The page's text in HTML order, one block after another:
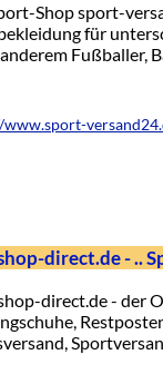
Shop sport-
für
Fußballer,
direct.de - ..
direct.de - der